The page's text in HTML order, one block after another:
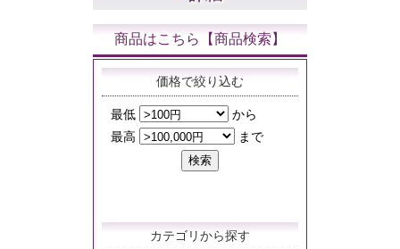
商品はこちら【商品検索】
価格で絞り込む
カテゴリから探す